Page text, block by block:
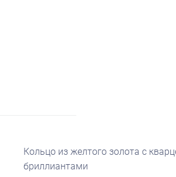
Кольцо из желтого золота с
бриллиантами